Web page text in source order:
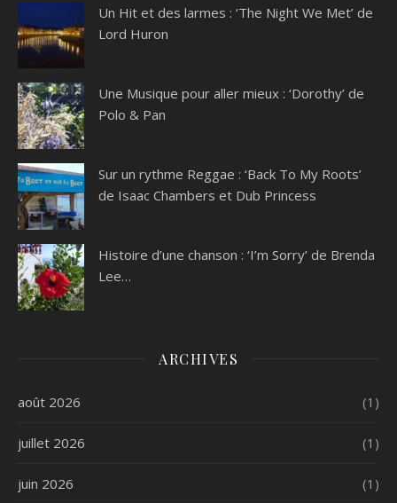
Un Hit et des larmes : ‘The Night We Met’ de
Lord Huron
Une Musique pour aller mieux : ‘Dorothy’ de
Polo & Pan
Sur un rythme Reggae : ‘Back To My Roots’
de Isaac Chambers et Dub Princess
Histoire d’une chanson : ‘I’m Sorry’ de Brenda
Lee…
ARCHIVES
août 2026 (1)
juillet 2026 (1)
juin 2026 (1)